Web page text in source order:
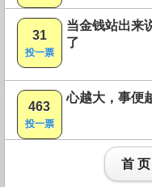
31
投一票
当金钱站出来
了
463
投一票
心越大，事便
首 页